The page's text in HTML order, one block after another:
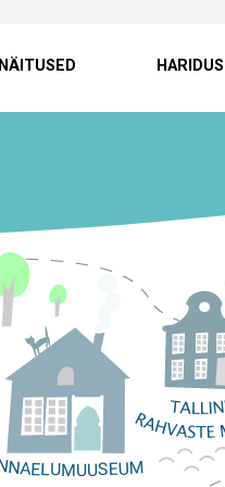
NÄITUSED HARIDUS